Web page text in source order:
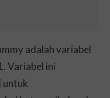
adalah variabel
Variabel ini
untuk